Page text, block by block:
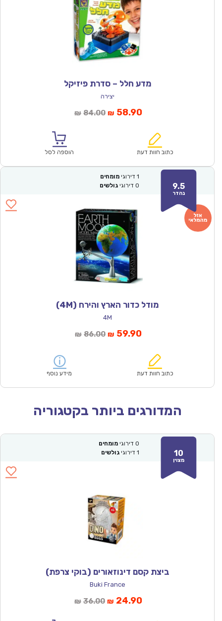
מדע חלל – סדרת פיזיקל
יצירה
₪ 84.00המחיר
₪84.00.
₪ 58.90המחיר
הוא:
כתוב חוות דעת הוספה לסל
9.5
נהדר
1 דירוגי מומחים
0 דירוגי גולשים
מודל כדור הארץ והירח (4M)
4M
₪ 86.00המחיר
₪86.00.
₪ 59.90המחיר
הוא:
כתוב חוות דעת מידע נוסף
המדורגים ביותר בקטגוריה
10
מצוין
0 דירוגי מומחים
1 דירוגי גולשים
ביצת קסם דינוזאורים (בוקי צרפת)
Buki France
₪ 36.00המחיר
₪ 24.90המחיר